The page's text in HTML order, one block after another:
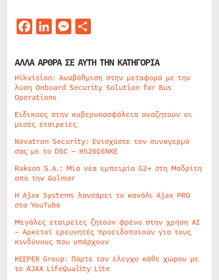
Facebook
LinkedIn
Messenger
ΑΛΛΑ ΑΡΘΡΑ ΣΕ ΑΥΤΗ ΤΗΝ ΚΑΤΗΓΟΡΙΑ
Hikvision: Αναβάθμιση στην μεταφορά με την
λύση Onboard Security Solution for Bus
Operations
Ειδικούς στην κυβερνοασφάλεια αναζητούν οι
μισές εταιρείες
Novatron Security: Ενισχύστε τον συναγερμό
σας με το DSC – HS2016NKE
Rakson S.A.: Μία νέα εμπειρία G2+ στη Μαδρίτη
από την Golmar
Η Ajax Systems λανσάρει το κανάλι Ajax PRO
στο YouTube
Μεγάλες εταιρείες ζητούν φρένο στην χρήση AI
– Αρκετοί ερευνητές προειδοποιούν για τους
κινδύνους που υπάρχουν
KEEPER Group: Πάρτε τον έλεγχο κάθε χώρου με
το AJAX LifeQuality Lite